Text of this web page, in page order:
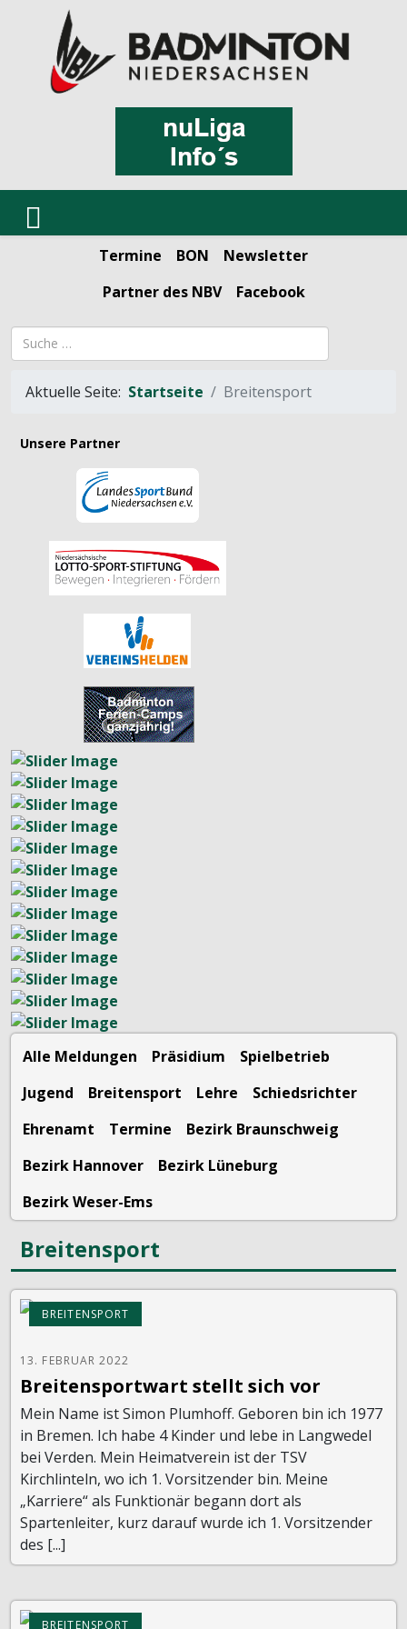
Termine BON
Newsletter
Partner des NBV
Facebook
Suchbegriff
Aktuelle Seite: Startseite Breitensport
Unsere Partner
Alle Meldungen Präsidium
Spielbetrieb
Jugend
Breitensport Lehre
Schiedsrichter
Ehrenamt
Termine
Bezirk Braunschweig
Bezirk Hannover
Bezirk Lüneburg
Bezirk Weser-Ems
Breitensport
BREITENSPORT
13. FEBRUAR 2022
Breitensportwart stellt sich vor
Mein Name ist Simon Plumhoff. Geboren bin ich 1977
in Bremen. Ich habe 4 Kinder und lebe in Langwedel
bei Verden. Mein Heimatverein ist der TSV
Kirchlinteln, wo ich 1. Vorsitzender bin. Meine
„Karriere“ als Funktionär begann dort als
Spartenleiter, kurz darauf wurde ich 1. Vorsitzender
des [...]
BREITENSPORT